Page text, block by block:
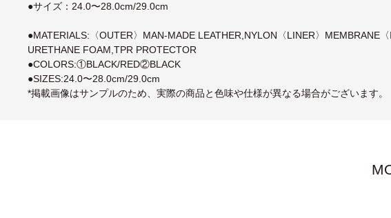
●サイズ：24.0〜28.0cm/29.0cm
●MATERIALS:〈OUTER〉MAN-MADE LEATHER,NYLON〈LINER〉MEMBRANE
URETHANE FOAM,TPR PROTECTOR
●COLORS:①BLACK/RED②BLACK
●SIZES:24.0〜28.0cm/29.0cm
*掲載画像はサンプルのため、実際の商品と色味や仕様が異なる場合がございます。